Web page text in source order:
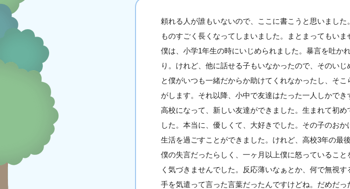
頼れる人が誰もいないので、ここに書こうと思いまし
ものすごく長くなってしまいました。まとまってもいま
僕は、小学1年生の時にいじめられました。暴言を吐か
り。けれど、他に話せる子もいなかったので、そのい
と僕がいつも一緒だからか助けてくれなかったし、そ
がします。それ以降、小中で友達はたった一人しかでき
高校になって、新しい友達ができました。生まれて初
した。本当に、優しくて、大好きでした。その子のお
生活を過ごすことができました。けれど、高校3年の最
僕の失言だったらしく、一ヶ月以上僕に怒っているこ
く気づきませんでした。反応薄いなぁとか、何で無視
手を気遣って言った言葉だったんですけどね。だめだ